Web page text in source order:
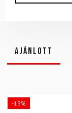
Ajánlott
-13%